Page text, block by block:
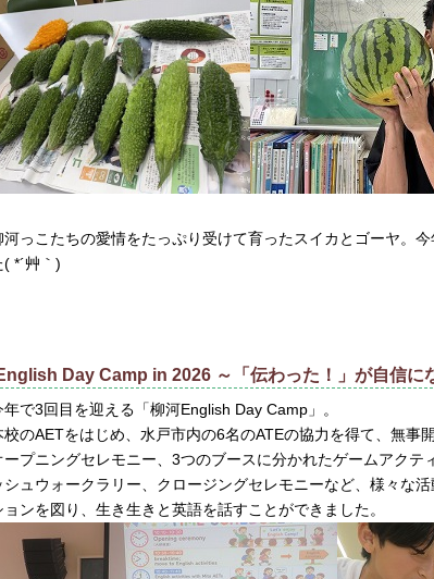
河っこたちの愛情をたっぷり受けて育ったスイカとゴーヤ。
( *´艸｀)
Day Camp in 2026 ～「伝わった！」が自信に
年で3回目を迎える「柳河English Day Camp」。
校のAETをはじめ、水戸市内の6名のATEの協力を得て、無事
ープニングセレモニー、3つのブースに分かれたゲームアクテ
シュウォークラリー、クロージングセレモニーなど、様々な
ョンを図り、生き生きと英語を話すことができました。